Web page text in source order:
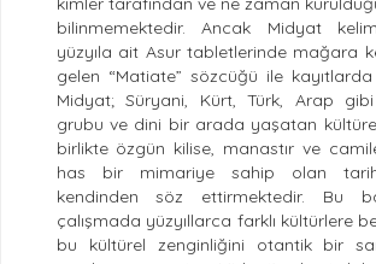
bilinmemektedir. Ancak Midyat
yüzyıla ait Asur tabletlerinde mağara
gelen “Matiate” sözcüğü ile
Midyat; Süryani, Kürt, Türk, Arap
grubu ve dini bir arada yaşatan
birlikte özgün kilise, manastır ve
has bir mimariye sahip olan tarihî
kendinden söz ettirmektedir. Bu
çalışmada yüzyıllarca farklı kültürlere
bu kültürel zenginliğini otantik bir